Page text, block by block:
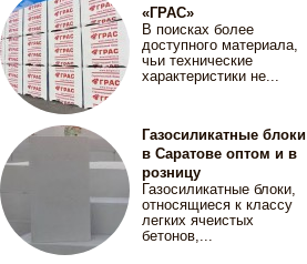
«ГРАС»
В поисках более
доступного материала,
чьи технические
характеристики не...
Газосиликатные блоки
в Саратове оптом и в
розницу
Газосиликатные блоки,
относящиеся к классу
легких ячеистых
бетонов,...